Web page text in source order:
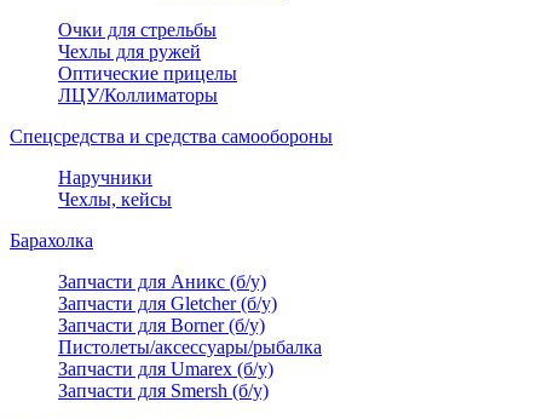
Очки для стрельбы
Чехлы для ружей
Оптические прицелы
ЛЦУ/Коллиматоры
Спецсредства и средства самообороны
Наручники
Чехлы, кейсы
Барахолка
Запчасти для Аникс (б/у)
Запчасти для Gletcher (б/у)
Запчасти для Borner (б/у)
Пистолеты/аксессуары/рыбалка
Запчасти для Umarex (б/у)
Запчасти для Smersh (б/у)